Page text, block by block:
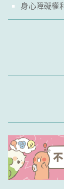
身心障礙權